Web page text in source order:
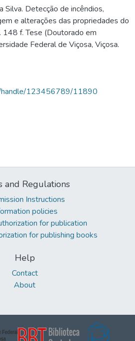
Silva. Detecção de incêndios,
e alterações das propriedades do
148 f. Tese (Doutorado em
Federal de Viçosa, Viçosa.
handle/123456789/11890
and Regulations
Instructions
policies
for publication
for publishing books
Help
Contact
About